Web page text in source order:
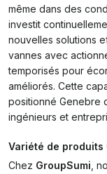
même dans des
investit
nouvelles solutions
vannes avec
temporisés pour
améliorés. Cette
positionné Genebre
ingénieurs et
Variété de produits
Chez GroupSumi ,